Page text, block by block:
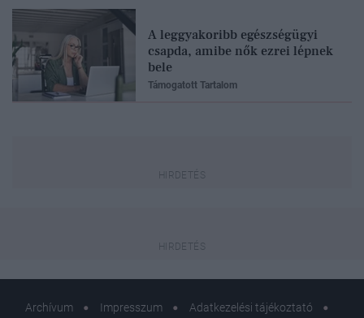
A leggyakoribb egészségügyi
csapda, amibe nők ezrei lépnek
bele
Támogatott Tartalom
Archívum Impresszum
Adatkezelési tájékoztató